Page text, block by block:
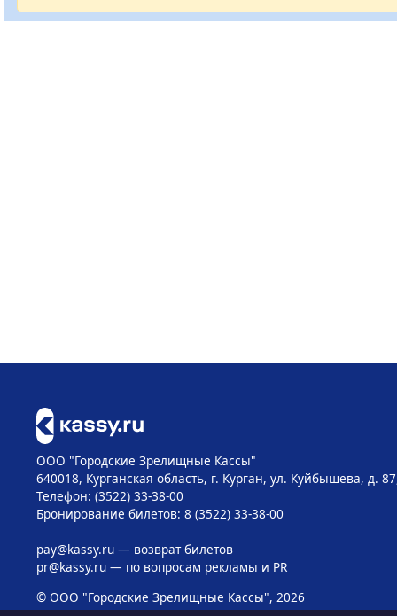
ООО "Городские Зрелищные Кассы"
640018, Курганская область, г. Курган, ул. Куйбышева, д.
Телефон: (3522) 33-38-00
Бронирование билетов: 8 (3522) 33-38-00
pay@kassy.ru— возврат билетов
pr@kassy.ru— по вопросам рекламы и PR
© ООО "Городские Зрелищные Кассы", 2026